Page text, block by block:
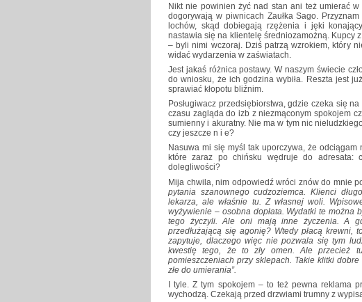
Nikt nie powinien żyć nad stan ani też umierać
dogorywają w piwnicach Zaułka Sago.
lochów, skąd dobiegają rzężenia i jęki
nastawia się na klientelę średniozamożną. Kupcy
– byli nimi wczoraj. Dziś patrzą wzrokiem, który
widać wydarzenia w zaświatach.
Jest jakaś różnica postawy. W naszym świecie
do wniosku, że ich godzina wybiła. Reszta jest
sprawiać kłopotu bliźnim.
Posługiwacz przedsiębiorstwa, gdzie czeka się
czasu zagląda do izb z niezmąconym spokojem
sumienny i akuratny. Nie ma w tym nic
czy jeszcze n i e?
Nasuwa mi się myśl tak uporczywa, że
które zaraz po chińsku wędruje do adresata:
dolegliwości?
Mija chwila, nim odpowiedź wróci znów do mnie
pytania szanownego cudzoziemca. Klienci
lekarza, ale właśnie tu. Z własnej woli.
wyżywienie – osobna dopłata. Wydatki te można
tego życzyli. Ale oni mają inne życzenia. A
przedłużającą się agonię? Wtedy płacą krewni,
zapytuje, dlaczego więc nie pozwala się tym
kwestię tego, że to zły omen. Ale przecież
pomieszczeniach przy sklepach. Takie klitki
złe do umierania”.
I tyle. Z tym spokojem – to też pewna reklama
wychodzą. Czekają przed drzwiami trumny z